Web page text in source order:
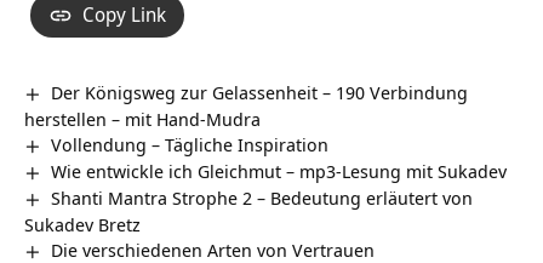
Copy Link
Der Königsweg zur Gelassenheit – 190 Verbindung
herstellen – mit Hand-Mudra
Vollendung – Tägliche Inspiration
Wie entwickle ich Gleichmut – mp3-Lesung mit Sukadev
Shanti Mantra Strophe 2 – Bedeutung erläutert von
Sukadev Bretz
Die verschiedenen Arten von Vertrauen